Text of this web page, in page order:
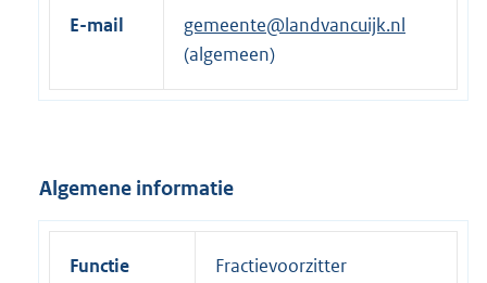
r
e
n
k
E-mail
gemeente@landvancuijk.nl
(algemeen)
Algemene informatie
Functie Fractievoorzitter